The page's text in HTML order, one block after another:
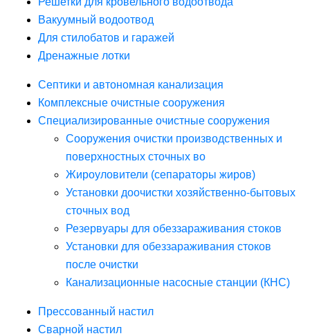
Вакуумный водоотвод
Для стилобатов и гаражей
Дренажные лотки
Септики и автономная канализация
Комплексные очистные сооружения
Специализированные очистные сооружения
Сооружения очистки производственных и
поверхностных сточных во
Жироуловители (сепараторы жиров)
Установки доочистки хозяйственно-бытовых
сточных вод
Резервуары для обеззараживания стоков
Установки для обеззараживания стоков
после очистки
Канализационные насосные станции (КНС)
Прессованный настил
Сварной настил